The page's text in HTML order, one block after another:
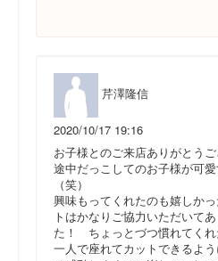
芹澤隆信
2020/10/17 19:16
お子様とのご来店ありがとう
途中だっこしてのお子様が可
（笑）
興味もってくれたのも嬉しか
トはかなりご協力いただいて
た！ ちょっとづつ慣れてくれ
一人で座れてカットできるよ